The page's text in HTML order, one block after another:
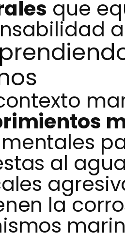
que
al
la